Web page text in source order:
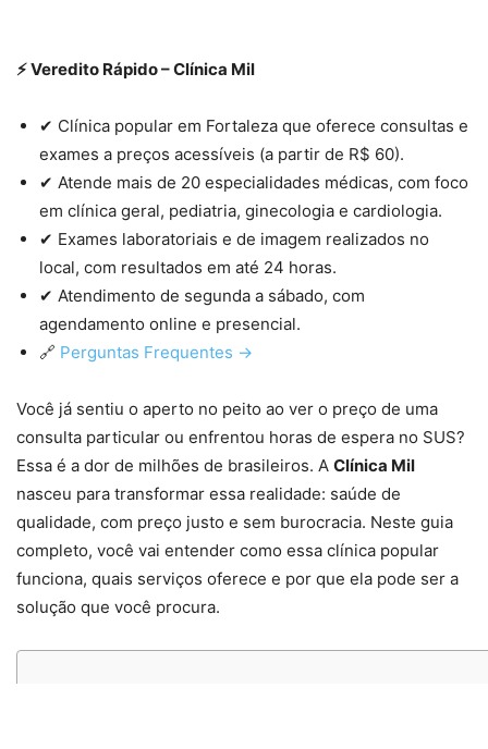
⚡ Veredito Rápido – Clínica Mil
✔ Clínica popular em Fortaleza que oferece consultas e
exames a preços acessíveis (a partir de R$ 60).
✔ Atende mais de 20 especialidades médicas, com foco
em clínica geral, pediatria, ginecologia e cardiologia.
✔ Exames laboratoriais e de imagem realizados no
local, com resultados em até 24 horas.
✔ Atendimento de segunda a sábado, com
agendamento online e presencial.
🔗 Perguntas Frequentes →
Você já sentiu o aperto no peito ao ver o preço de uma
consulta particular ou enfrentou horas de espera no SUS?
Essa é a dor de milhões de brasileiros. A Clínica Mil
nasceu para transformar essa realidade: saúde de
qualidade, com preço justo e sem burocracia. Neste guia
completo, você vai entender como essa clínica popular
funciona, quais serviços oferece e por que ela pode ser a
solução que você procura.